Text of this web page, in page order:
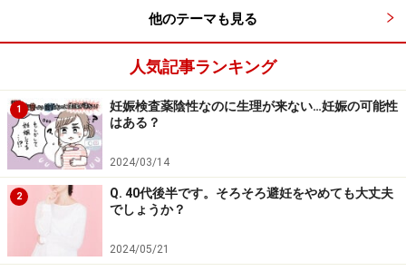
」ということになりますよね。意外に感じる人も多
また、こまめに姿勢を変える、立ち上がることは、身体
に疲労感を蓄積させないためにもとても効果的。どんな
に正しい姿勢でも、人の身体は、同じ体勢でいると身体
に負担がかかり筋肉が疲労します。この状態を続ける
と、重ダルさだけでなく、生活に支障を来すほどの痛み
に変わることも。でもこまめに姿勢を動かすことで予防
できてしまうことも多いのです。
他のテーマも見る
人気記事ランキング
1
妊娠検査薬陰性なのに生理が来ない…妊娠の可能性
はある？
2024/03/14
2
Q. 40代後半です。そろそろ避妊をやめても大丈夫
でしょうか？
2024/05/21